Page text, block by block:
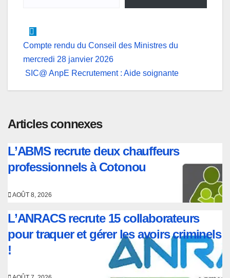
Navigation
de
l’article
Compte rendu du Conseil des Ministres du
mercredi 28 janvier 2026
SIC@ AnpE Recrutement : Aide soignante
Articles connexes
L’ABMS recrute deux chauffeurs
professionnels à Cotonou
AOÛT 8, 2026
L’ANRACS recrute 15 collaborateurs
pour traquer et gérer les avoirs criminels
!